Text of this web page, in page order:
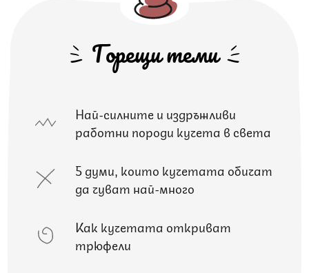
Горещи теми
Най-силните и издръжливи
работни породи кучета в света
5 думи, които кучетата обичат
да чуват най-много
Как кучетата откриват
трюфели